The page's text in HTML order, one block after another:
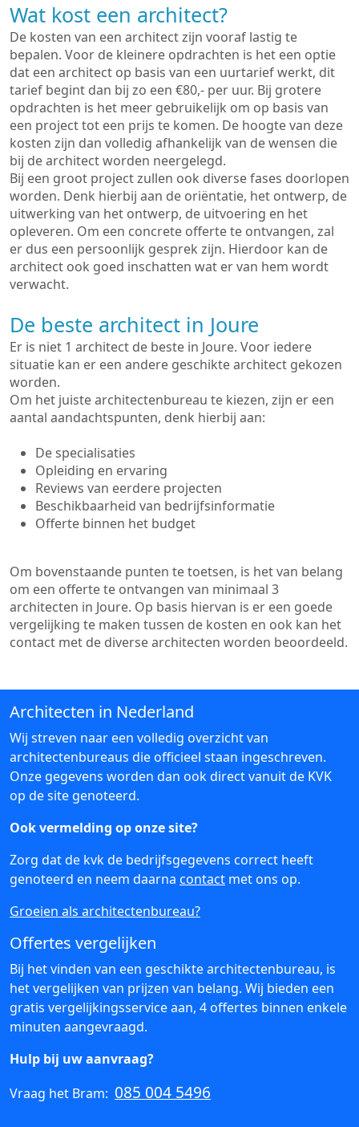
Wat kost een architect?
De kosten van een architect zijn vooraf lastig te
bepalen. Voor de kleinere opdrachten is het een optie
dat een architect op basis van een uurtarief werkt, dit
tarief begint dan bij zo een €80,- per uur. Bij grotere
opdrachten is het meer gebruikelijk om op basis van
een project tot een prijs te komen. De hoogte van deze
kosten zijn dan volledig afhankelijk van de wensen die
bij de architect worden neergelegd.
Bij een groot project zullen ook diverse fases doorlopen
worden. Denk hierbij aan de oriëntatie, het ontwerp, de
uitwerking van het ontwerp, de uitvoering en het
opleveren. Om een concrete offerte te ontvangen, zal
er dus een persoonlijk gesprek zijn. Hierdoor kan de
architect ook goed inschatten wat er van hem wordt
verwacht.
De beste architect in Joure
Er is niet 1 architect de beste in Joure. Voor iedere
situatie kan er een andere geschikte architect gekozen
worden.
Om het juiste architectenbureau te kiezen, zijn er een
aantal aandachtspunten, denk hierbij aan:
De specialisaties
Opleiding en ervaring
Reviews van eerdere projecten
Beschikbaarheid van bedrijfsinformatie
Offerte binnen het budget
Om bovenstaande punten te toetsen, is het van belang
om een offerte te ontvangen van minimaal 3
architecten in Joure. Op basis hiervan is er een goede
vergelijking te maken tussen de kosten en ook kan het
contact met de diverse architecten worden beoordeeld.
Architecten in Nederland
Wij streven naar een volledig overzicht van
architectenbureaus die officieel staan ingeschreven.
Onze gegevens worden dan ook direct vanuit de KVK
op de site genoteerd.
Ook vermelding op onze site?
Zorg dat de kvk de bedrijfsgegevens correct heeft
genoteerd en neem daarna contact met ons op.
Groeien als architectenbureau?
Offertes vergelijken
Bij het vinden van een geschikte architectenbureau, is
het vergelijken van prijzen van belang. Wij bieden een
gratis vergelijkingsservice aan, 4 offertes binnen enkele
minuten aangevraagd.
Hulp bij uw aanvraag?
Vraag het Bram: 085 004 5496